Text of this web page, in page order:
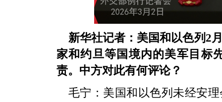
新华社记者：美国和以色列2
家和约旦等国境内的美军目标
责。中方对此有何评论？
毛宁：美国和以色列未经安